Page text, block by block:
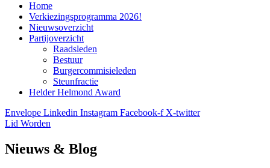
Home
Verkiezingsprogramma 2026!
Nieuwsoverzicht
Partijoverzicht
Raadsleden
Bestuur
Burgercommisieleden
Steunfractie
Helder Helmond Award
Envelope Linkedin Instagram Facebook-f X-twitter
Lid Worden
Nieuws & Blog